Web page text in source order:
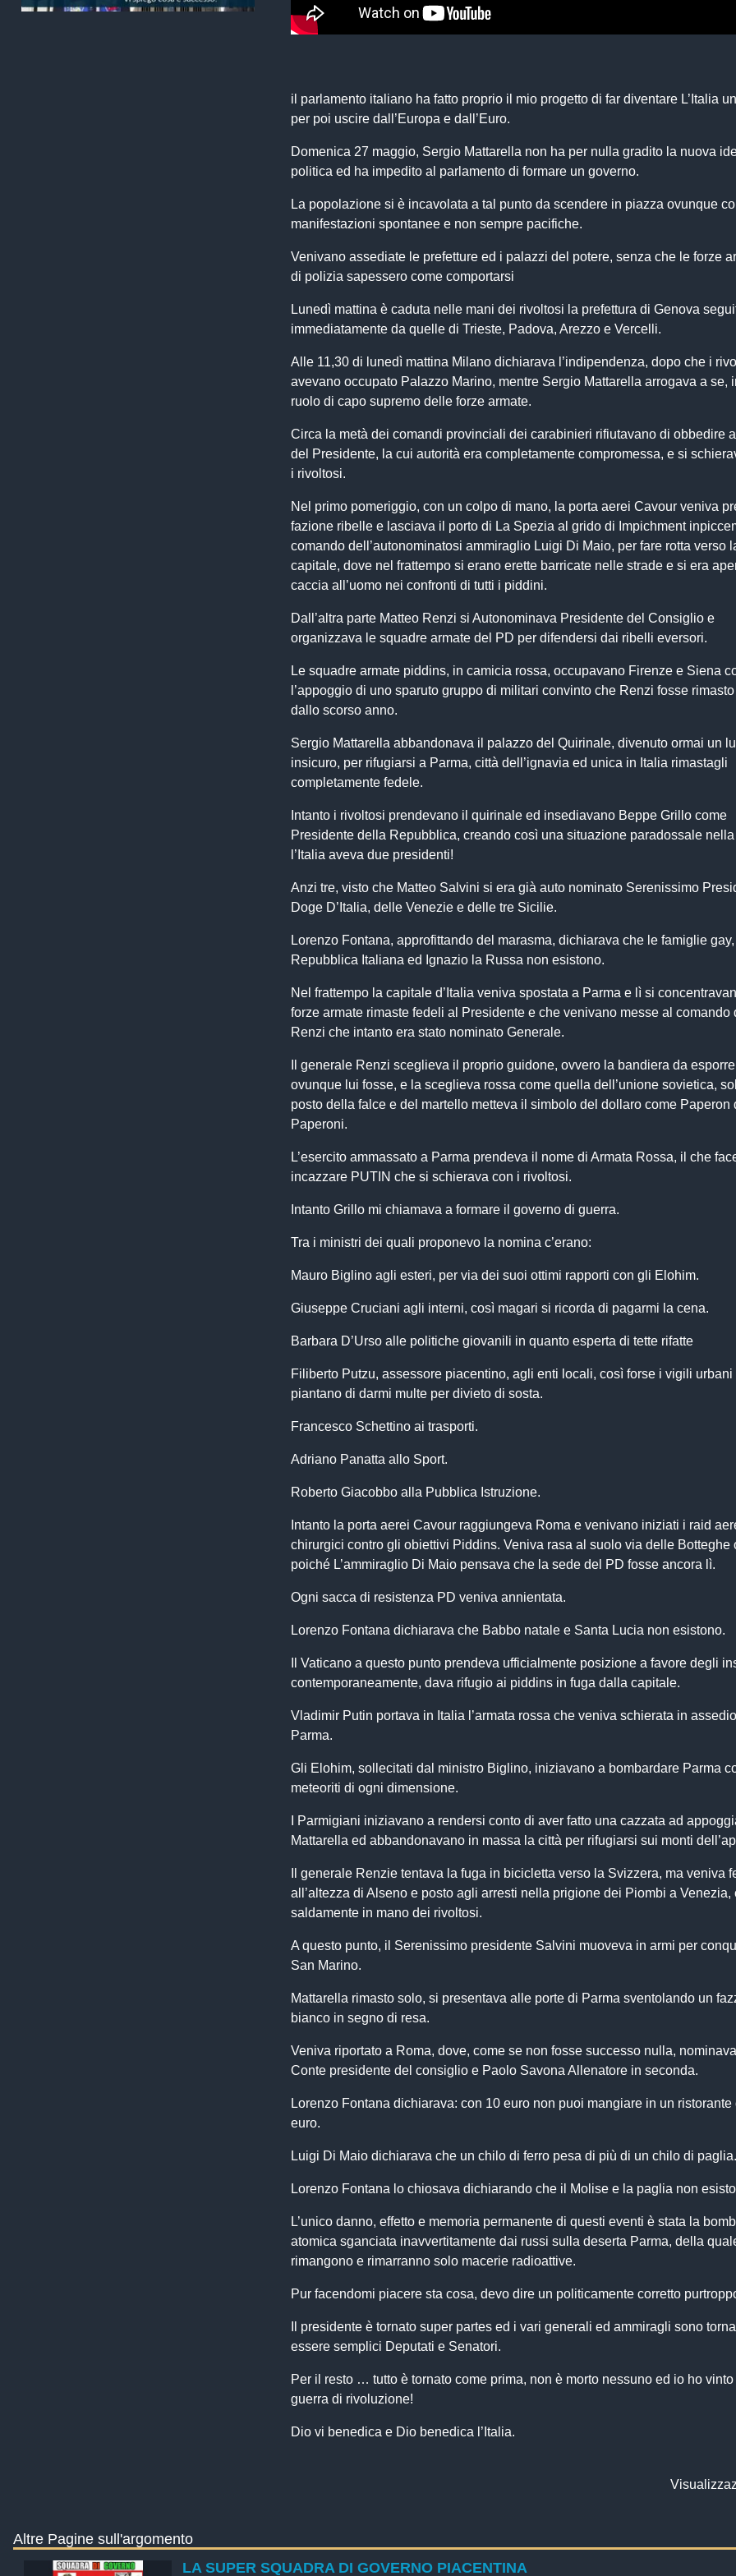
il parlamento italiano ha fatto proprio il mio progetto di far diventare L’Italia
per poi uscire dall’Europa e dall’Euro.
Domenica 27 maggio, Sergio Mattarella non ha per nulla gradito la nuova
politica ed ha impedito al parlamento di formare un governo.
La popolazione si è incavolata a tal punto da scendere in piazza ovunque
manifestazioni spontanee e non sempre pacifiche.
Venivano assediate le prefetture ed i palazzi del potere, senza che le forze
di polizia sapessero come comportarsi
Lunedì mattina è caduta nelle mani dei rivoltosi la prefettura di Genova
immediatamente da quelle di Trieste, Padova, Arezzo e Vercelli.
Alle 11,30 di lunedì mattina Milano dichiarava l’indipendenza, dopo che i
avevano occupato Palazzo Marino, mentre Sergio Mattarella arrogava a se,
ruolo di capo supremo delle forze armate.
Circa la metà dei comandi provinciali dei carabinieri rifiutavano di obbedire
del Presidente, la cui autorità era completamente compromessa, e si
i rivoltosi.
Nel primo pomeriggio, con un colpo di mano, la porta aerei Cavour veniva
fazione ribelle e lasciava il porto di La Spezia al grido di Impichment
comando dell’autonominatosi ammiraglio Luigi Di Maio, per fare rotta verso
capitale, dove nel frattempo si erano erette barricate nelle strade e si era
caccia all’uomo nei confronti di tutti i piddini.
Dall’altra parte Matteo Renzi si Autonominava Presidente del Consiglio e
organizzava le squadre armate del PD per difendersi dai ribelli eversori.
Le squadre armate piddins, in camicia rossa, occupavano Firenze e Siena
l’appoggio di uno sparuto gruppo di militari convinto che Renzi fosse
dallo scorso anno.
Sergio Mattarella abbandonava il palazzo del Quirinale, divenuto ormai un
insicuro, per rifugiarsi a Parma, città dell’ignavia ed unica in Italia rimastagli
completamente fedele.
Intanto i rivoltosi prendevano il quirinale ed insediavano Beppe Grillo come
Presidente della Repubblica, creando così una situazione paradossale
l’Italia aveva due presidenti!
Anzi tre, visto che Matteo Salvini si era già auto nominato Serenissimo
Doge D’Italia, delle Venezie e delle tre Sicilie.
Lorenzo Fontana, approfittando del marasma, dichiarava che le famiglie
Repubblica Italiana ed Ignazio la Russa non esistono.
Nel frattempo la capitale d’Italia veniva spostata a Parma e lì si
forze armate rimaste fedeli al Presidente e che venivano messe al comando
Renzi che intanto era stato nominato Generale.
Il generale Renzi sceglieva il proprio guidone, ovvero la bandiera da esporre
ovunque lui fosse, e la sceglieva rossa come quella dell’unione sovietica,
posto della falce e del martello metteva il simbolo del dollaro come Paperon
Paperoni.
L’esercito ammassato a Parma prendeva il nome di Armata Rossa, il che
incazzare PUTIN che si schierava con i rivoltosi.
Intanto Grillo mi chiamava a formare il governo di guerra.
Tra i ministri dei quali proponevo la nomina c’erano:
Mauro Biglino agli esteri, per via dei suoi ottimi rapporti con gli Elohim.
Giuseppe Cruciani agli interni, così magari si ricorda di pagarmi la cena.
Barbara D’Urso alle politiche giovanili in quanto esperta di tette rifatte
Filiberto Putzu, assessore piacentino, agli enti locali, così forse i vigili urbani
piantano di darmi multe per divieto di sosta.
Francesco Schettino ai trasporti.
Adriano Panatta allo Sport.
Roberto Giacobbo alla Pubblica Istruzione.
Intanto la porta aerei Cavour raggiungeva Roma e venivano iniziati i raid
chirurgici contro gli obiettivi Piddins. Veniva rasa al suolo via delle Botteghe
poiché L’ammiraglio Di Maio pensava che la sede del PD fosse ancora lì.
Ogni sacca di resistenza PD veniva annientata.
Lorenzo Fontana dichiarava che Babbo natale e Santa Lucia non esistono.
Il Vaticano a questo punto prendeva ufficialmente posizione a favore degli
contemporaneamente, dava rifugio ai piddins in fuga dalla capitale.
Vladimir Putin portava in Italia l’armata rossa che veniva schierata in
Parma.
Gli Elohim, sollecitati dal ministro Biglino, iniziavano a bombardare Parma
meteoriti di ogni dimensione.
I Parmigiani iniziavano a rendersi conto di aver fatto una cazzata ad
Mattarella ed abbandonavano in massa la città per rifugiarsi sui monti
Il generale Renzie tentava la fuga in bicicletta verso la Svizzera, ma veniva
all’altezza di Alseno e posto agli arresti nella prigione dei Piombi a Venezia,
saldamente in mano dei rivoltosi.
A questo punto, il Serenissimo presidente Salvini muoveva in armi per
San Marino.
Mattarella rimasto solo, si presentava alle porte di Parma sventolando un
bianco in segno di resa.
Veniva riportato a Roma, dove, come se non fosse successo nulla,
Conte presidente del consiglio e Paolo Savona Allenatore in seconda.
Lorenzo Fontana dichiarava: con 10 euro non puoi mangiare in un ristorante
euro.
Luigi Di Maio dichiarava che un chilo di ferro pesa di più di un chilo di paglia.
Lorenzo Fontana lo chiosava dichiarando che il Molise e la paglia non
L’unico danno, effetto e memoria permanente di questi eventi è stata la
atomica sganciata inavvertitamente dai russi sulla deserta Parma, della
rimangono e rimarranno solo macerie radioattive.
Pur facendomi piacere sta cosa, devo dire un politicamente corretto
Il presidente è tornato super partes ed i vari generali ed ammiragli sono
essere semplici Deputati e Senatori.
Per il resto … tutto è tornato come prima, non è morto nessuno ed io ho vinto
guerra di rivoluzione!
Dio vi benedica e Dio benedica l’Italia.
Altre Pagine sull'argomento
LA SUPER SQUADRA DI GOVERNO PIACENTINA